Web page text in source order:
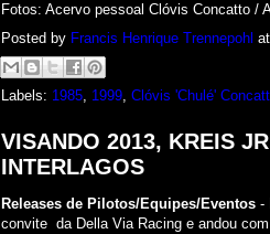
Fotos: Acervo pessoal Clóvis Concatto /
Posted by Francis Henrique Trennepohl at
Labels: 1985, 1999, Clóvis 'Chulé'
VISANDO 2013, KREIS
INTERLAGOS
Releases de Pilotos/Equipes/Eventos -
convite da Della Via Racing e andou